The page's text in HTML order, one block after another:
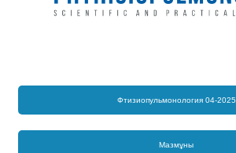
Фтизиопульмонология 04-2025
Мазмұны